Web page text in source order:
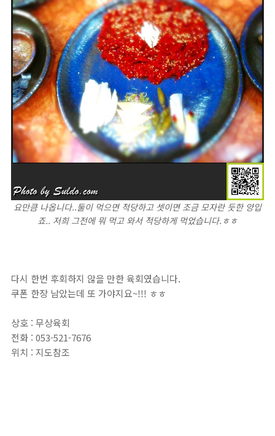
요만큼 나옵니다..둘이 먹으면 적당하고 셋이면 조금 모자란 듯한 양입
죠.. 저희 그전에 뭐 먹고 와서 적당하게 먹었습니다.ㅎㅎ
다시 한번 후회하지 않을 만한 육회였습니다.
쿠폰 한장 남았는데 또 가야지요~!!! ㅎㅎ
상호 : 무상육회
전화 : 053-521-7676
위치 : 지도참조